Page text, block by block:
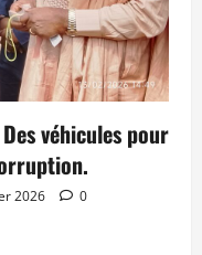
véhicules pour
2026 0